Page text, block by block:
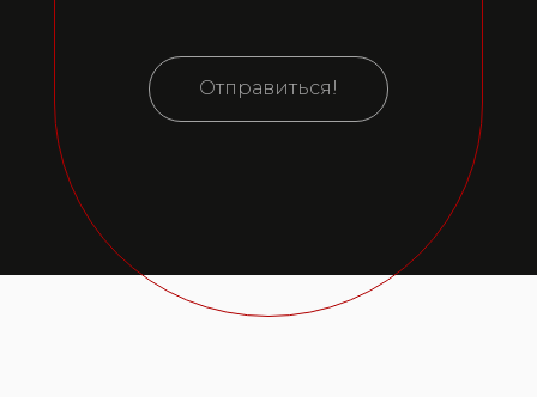
Отправиться!